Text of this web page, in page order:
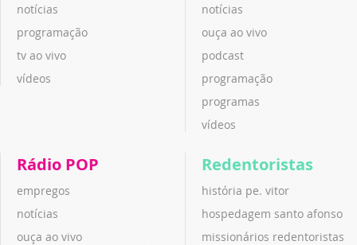
notícias
programação
tv ao vivo
vídeos
notícias
ouça ao vivo
podcast
programação
programas
vídeos
Rádio POP
empregos
notícias
ouça ao vivo
Redentoristas
história pe. vitor
hospedagem santo afonso
missionários redentoristas